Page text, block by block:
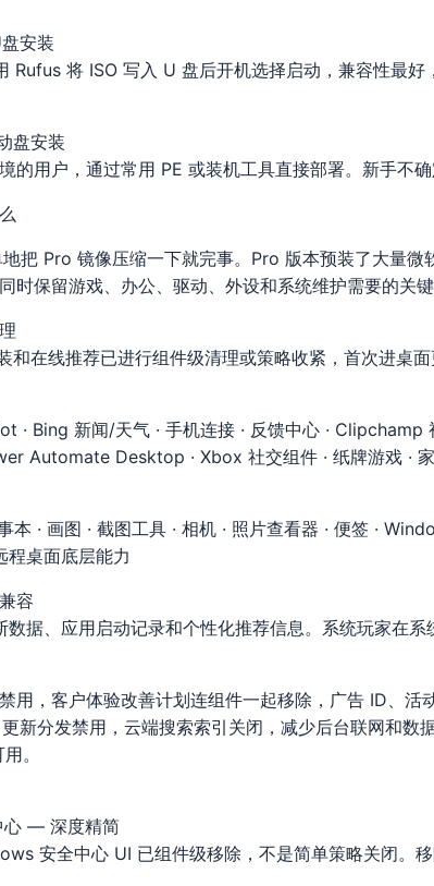
安装
Rufus 将 ISO 写入 U 盘后开机选择启动，兼容性最
盘安装
的用户，通过常用 PE 或装机工具直接部署。新手不确
把 Pro 镜像压缩一下就完事。Pro 版本预装了大量微
时保留游戏、办公、驱动、外设和系统维护需要的关键
和在线推荐已进行组件级清理或策略收紧，首次进桌
· Bing 新闻/天气 · 手机连接 · 反馈中心 ·
Automate Desktop · Xbox 社交组件 · 纸牌游戏 ·
本 · 画图 · 截图工具 · 相机 · 照片查看器 · 便签 ·
程桌面底层能力
容
据、应用启动记录和个性化推荐信息。系统玩家在系
用，客户体验改善计划连组件一起移除，广告 ID、活
新分发禁用，云端搜索索引关闭，减少后台联网和数
。
心 — 深度精简
安全中心 UI 已组件级移除，不是简单策略关闭。